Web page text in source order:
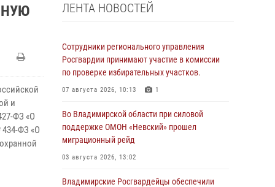
и
ФЗ «О
434-ФЗ «О
ЛЕНТА НОВОСТЕЙ
Сотрудники регионального управления
Росгвардии принимают участие в комиссии
по проверке избирательных участков.
07 августа 2026, 10:13 1
Во Владимирской области при силовой
поддержке ОМОН «Невский» прошел
миграционный рейд
03 августа 2026, 13:02
Владимирские Росгвардейцы обеспечили